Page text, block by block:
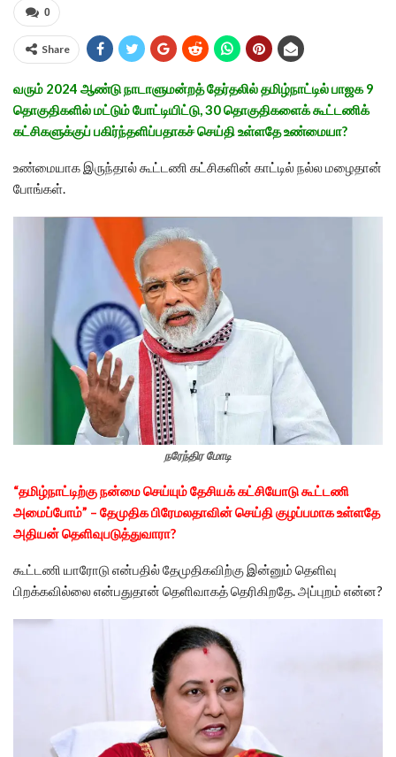
0
Share
வரும் 2024 ஆண்டு நாடாளுமன்றத் தேர்தலில் தமிழ்நாட்டில் பாஜக 9
தொகுதிகளில் மட்டும் போட்டியிட்டு, 30 தொகுதிகளைக் கூட்டணிக்
கட்சிகளுக்குப் பகிர்ந்தளிப்பதாகச் செய்தி உள்ளதே உண்மையா?
உண்மையாக இருந்தால் கூட்டணி கட்சிகளின் காட்டில் நல்ல மழைதான்
போங்கள்.
நரேந்திர மோடி
“தமிழ்நாட்டிற்கு நன்மை செய்யும் தேசியக் கட்சியோடு கூட்டணி
அமைப்போம்” – தேமுதிக பிரேமலதாவின் செய்தி குழப்பமாக உள்ளதே
அதியன் தெளிவுபடுத்துவாரா?
கூட்டணி யாரோடு என்பதில் தேமுதிகவிற்கு இன்னும் தெளிவு
பிறக்கவில்லை என்பதுதான் தெளிவாகத் தெரிகிறதே. அப்புறம் என்ன?